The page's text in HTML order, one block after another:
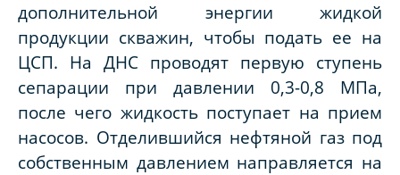
дополнительной энергии жидкой
продукции скважин, чтобы подать ее на
ЦСП. На ДНС проводят первую ступень
сепарации при давлении 0,3-0,8 МПа,
после чего жидкость поступает на прием
насосов. Отделившийся нефтяной газ под
собственным давлением направляется на